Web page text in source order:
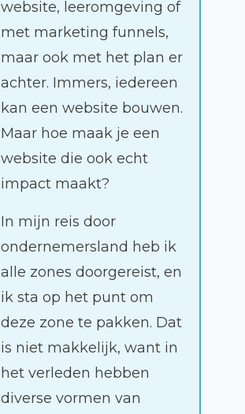
website, leeromgeving of
met marketing funnels,
maar ook met het plan er
achter. Immers, iedereen
kan een website bouwen.
Maar hoe maak je een
website die ook echt
impact maakt?
In mijn reis door
ondernemersland heb ik
alle zones doorgereist, en
ik sta op het punt om
deze zone te pakken. Dat
is niet makkelijk, want in
het verleden hebben
diverse vormen van